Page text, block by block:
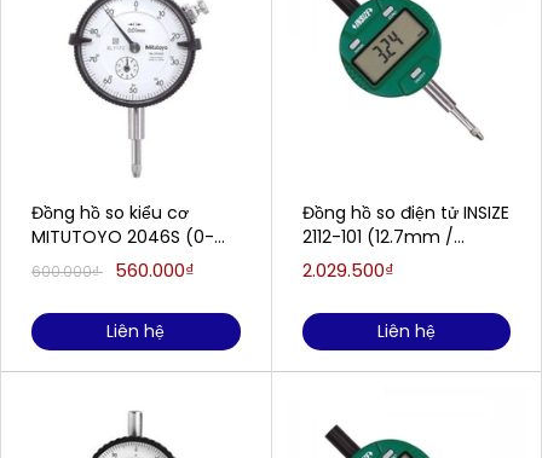
Đồng hồ so kiểu cơ
MITUTOYO 2046S (0-
10mm/0.01mm)
600.000₫ 560.000₫
Liên hệ
Đồng hồ so điện tử INSIZE
2112-101 (12.7mm /
0.001mm)
2.029.500₫
Liên hệ